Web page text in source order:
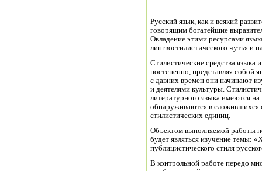
Русский язык, как и всякий
говорящим богатейшие
Овладение этими ресурсами
лингвостилистического чутья и
Стилистические средства языка
постепенно, представляя собой
с давних времен они начинают
и деятелями культуры.
литературного языка имеются
обнаруживаются в
стилистических единиц.
Объектом выполняемой работы
будет являться изучение темы:
публицистического стиля
В контрольной работе передо